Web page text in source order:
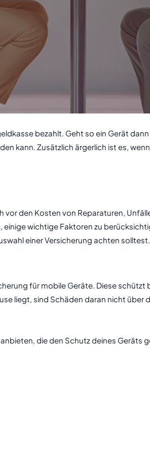
bezahlt. Geht so ein Gerät
kann. Zusätzlich ärgerlich ist es,
den Kosten von Reparaturen,
wichtige Faktoren zu
einer Versicherung achten solltest.
für mobile Geräte. Diese schützt
liegt, sind Schäden daran nicht
die den Schutz deines Geräts